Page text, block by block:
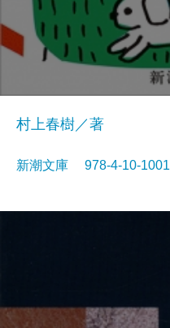
村上春樹／著
新潮文庫 978-4-10-